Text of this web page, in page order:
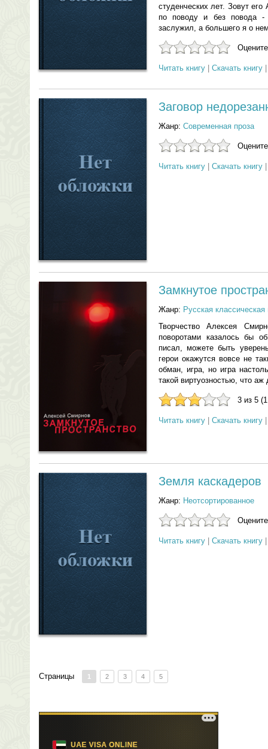
студенческих лет. Зовут
по поводу и без повода -
заслужил, а большего я о
Читать книгу Скачать книгу
Заговор
Жанр: Современная проза
Читать книгу Скачать книгу
Замкнутое
Жанр: Русская классическая
Творчество Алексея
поворотами казалось бы
писал, можете быть
герои окажутся вовсе не
обман, игра, но игра
такой виртуозностью, что аж
3 из 5
Читать книгу Скачать книгу
Земля каскадеров
Жанр: Неотсортированное
Читать книгу Скачать книгу
Страницы 1 2 3 4 5